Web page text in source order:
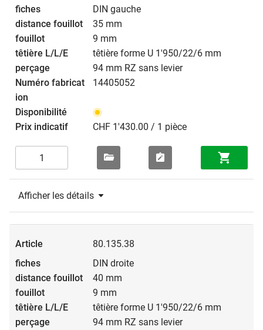
DIN gauche
35 mm
9 mm
têtière forme U 1'950/22/6 mm
94 mm RZ sans levier
14405052
CHF 1'430.00 / 1 pièce
Afficher les détails
80.135.38
DIN droite
40 mm
9 mm
têtière forme U 1'950/22/6 mm
94 mm RZ sans levier